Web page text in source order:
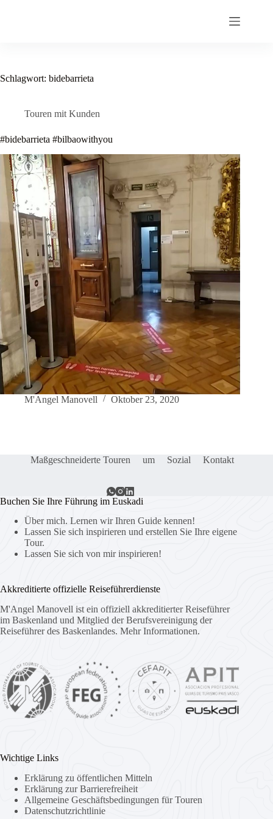
Schlagwort: bidebarrieta
Touren mit Kunden
#bidebarrieta #bilbaowithyou
M'Angel Manovell Oktober 23, 2020
Maßgeschneiderte Touren um Sozial Kontakt
Buchen Sie Ihre Führung im Euskadi
Über mich. Lernen wir Ihren Guide kennen!
Lassen Sie sich inspirieren und erstellen Sie Ihre eigene
Tour.
Lassen Sie sich von mir inspirieren!
Akkreditierte offizielle Reiseführerdienste
M'Angel Manovell ist ein offiziell akkreditierter Reiseführer
im Baskenland und Mitglied der Berufsvereinigung der
Reiseführer des Baskenlandes. Mehr Informationen.
Wichtige Links
Erklärung zu öffentlichen Mitteln
Erklärung zur Barrierefreiheit
Allgemeine Geschäftsbedingungen für Touren
Datenschutzrichtlinie